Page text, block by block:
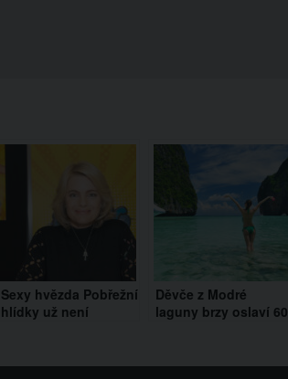
Sexy hvězda Pobřežní
hlídky už není
Eleniak má dnes
Děvče z Modré
laguny brzy oslaví 60
neskutečně